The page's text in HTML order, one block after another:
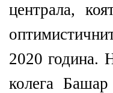
централа,
2020 година.
колега